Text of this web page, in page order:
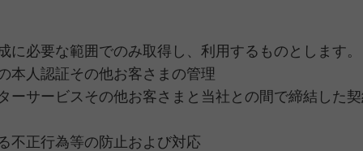
必要な範囲でのみ取得し、利用するものとします。
本人認証その他お客さまの管理
ーサービスその他お客さまと当社との間で締結した
不正行為等の防止および対応